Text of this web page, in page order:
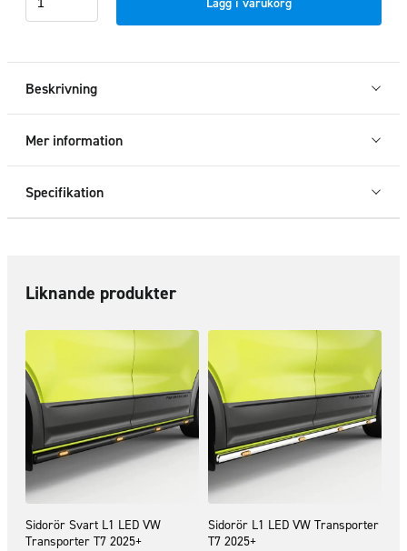
LED
VW
2025+
Beskrivning
Mer information
Specifikation
Liknande produkter
Sidorör Svart L1 LED VW
Transporter T7 2025+
Sidorör L1 LED VW Transporter
T7 2025+